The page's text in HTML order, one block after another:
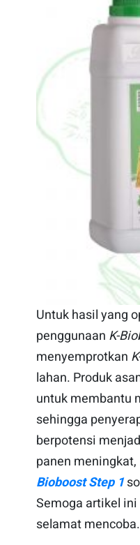
Untuk hasil yang
penggunaan K-
menyemprotkan
lahan. Produk
untuk membantu
sehingga
berpotensi
panen meningkat,
Bioboost Step 1
Semoga artikel
selamat mencoba.